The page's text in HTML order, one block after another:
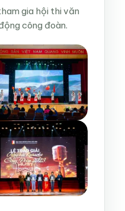
gia hội thi văn
công đoàn.